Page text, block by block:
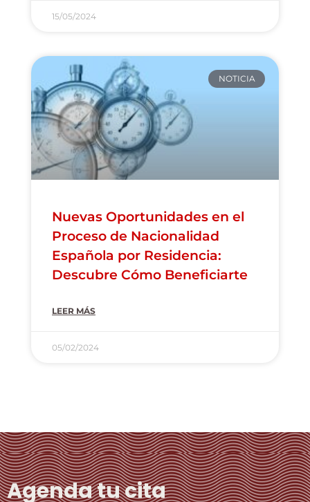
15/05/2024
NOTICIA
Nuevas Oportunidades en el
Proceso de Nacionalidad
Española por Residencia:
Descubre Cómo Beneficiarte
LEER MÁS
05/02/2024
Agenda tu cita